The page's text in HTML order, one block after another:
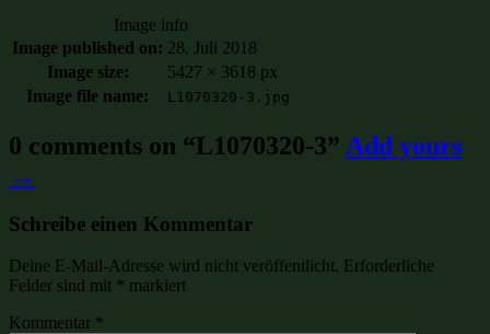
Image info
Image published on: 28. Juli 2018
Image size:
5427 × 3618 px
Image file name:
L1070320-3.jpg
0 comments on “L1070320-3” Add yours
→
Schreibe einen Kommentar
Deine E-Mail-Adresse wird nicht veröffentlicht. Erforderliche
Felder sind mit * markiert
Kommentar *